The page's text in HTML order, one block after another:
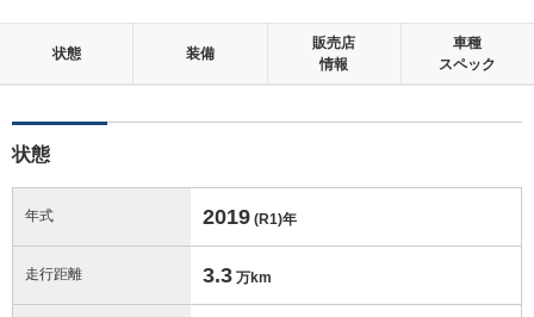
状態 装備
販売店
情報
車種
スペック
状態
年式 2019 (R1)年
走行距離 3.3 万km